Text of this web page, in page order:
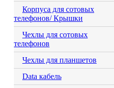
Корпуса для сотовых
телефонов/ Крышки
Чехлы для сотовых
телефонов
Чехлы для планшетов
Data кабель